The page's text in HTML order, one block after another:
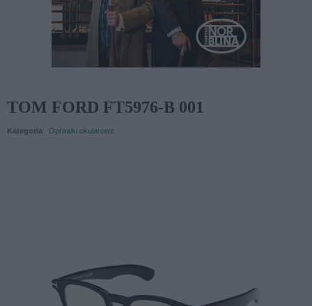
TOM FORD FT5976-B 001
Kategoria: Oprawki okularowe